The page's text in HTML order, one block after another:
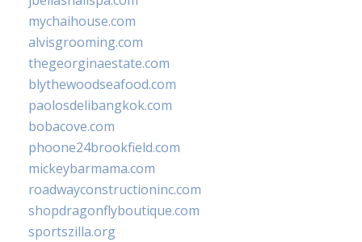
mychaihouse.com
alvisgrooming.com
thegeorginaestate.com
blythewoodseafood.com
paolosdelibangkok.com
bobacove.com
phoone24brookfield.com
mickeybarmama.com
roadwayconstructioninc.com
shopdragonflyboutique.com
sportszilla.org